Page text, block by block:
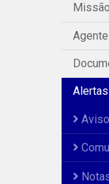
Missão
Alertas